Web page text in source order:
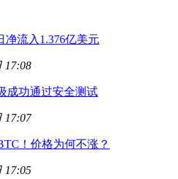
净流入1.376亿美元
17:08
成功通过安全测试
17:07
！价格为何不涨？
17:05